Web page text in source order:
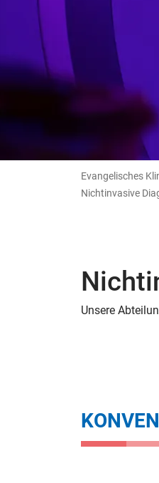
Evangelisches
Nichtinvasive
Unsere